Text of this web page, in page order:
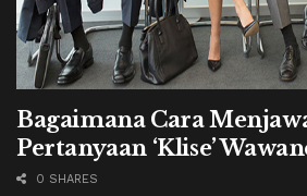
Bagaimana Cara
Pertanyaan ‘Klise’
0 SHARES